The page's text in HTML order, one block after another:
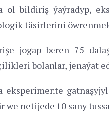
ol bildiriş ýaýradyp,
täsirlerini
jogap beren 75
bolanlar, jenaýat
eksperimente
we netijede 10 sany